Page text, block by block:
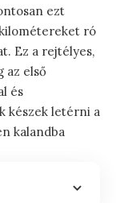
ezt
ró
Ez a rejtélyes,
az első
és
készek letérni a
kalandba